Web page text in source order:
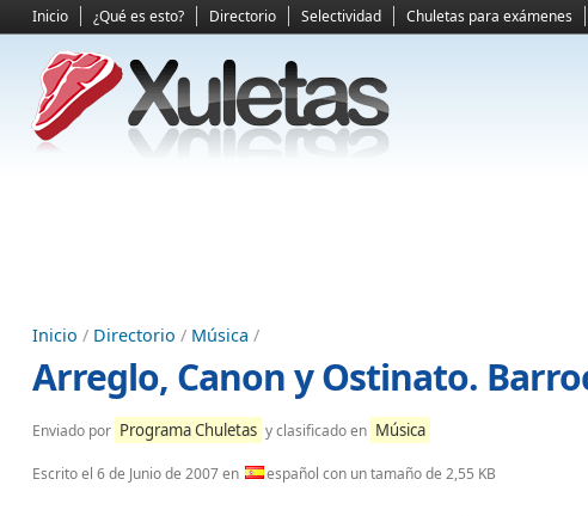
Inicio ¿Qué es esto? Directorio Selectividad Chuletas para exámenes
Inicio / Directorio / Música /
Arreglo, Canon y Ostinato.
Enviado por Programa Chuletas y clasificado en Música
Escrito el 6 de Junio de 2007en español con un tamaño de 2,55 KB